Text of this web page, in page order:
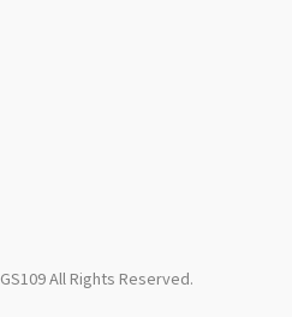
All Rights Reserved.